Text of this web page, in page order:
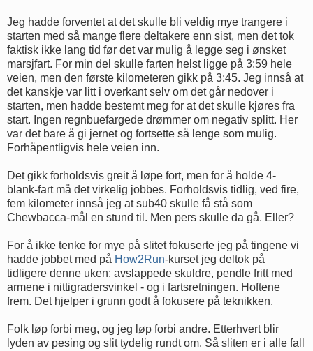
Jeg hadde forventet at det skulle bli veldig mye trangere i
starten med så mange flere deltakere enn sist, men det tok
faktisk ikke lang tid før det var mulig å legge seg i ønsket
marsjfart. For min del skulle farten helst ligge på 3:59 hele
veien, men den første kilometeren gikk på 3:45. Jeg innså at
det kanskje var litt i overkant selv om det går nedover i
starten, men hadde bestemt meg for at det skulle kjøres fra
start. Ingen regnbuefargede drømmer om negativ splitt. Her
var det bare å gi jernet og fortsette så lenge som mulig.
Forhåpentligvis hele veien inn.
Det gikk forholdsvis greit å løpe fort, men for å holde 4-
blank-fart må det virkelig jobbes. Forholdsvis tidlig, ved fire,
fem kilometer innså jeg at sub40 skulle få stå som
Chewbacca-mål en stund til. Men pers skulle da gå. Eller?
For å ikke tenke for mye på slitet fokuserte jeg på tingene vi
hadde jobbet med på How2Run-kurset jeg deltok på
tidligere denne uken: avslappede skuldre, pendle fritt med
armene i nittigradersvinkel - og i fartsretningen. Hoftene
frem. Det hjelper i grunn godt å fokusere på teknikken.
Folk løp forbi meg, og jeg løp forbi andre. Etterhvert blir
lyden av pesing og slit tydelig rundt om. Så sliten er i alle fall